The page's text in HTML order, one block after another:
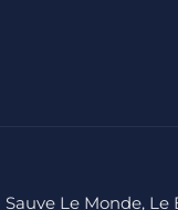
Le Monde, Le